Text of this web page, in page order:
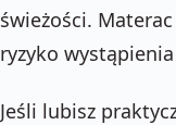
świeżości.
ryzyko
Jeśli lubisz